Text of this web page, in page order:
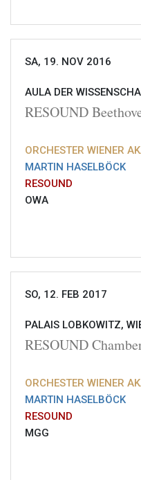
SA, 19. NOV 2016
AULA DER
RESOUND
ORCHESTER WIENER
MARTIN HASELBÖCK
RESOUND
OWA
SO, 12. FEB 2017
PALAIS LOBKOWITZ,
RESOUND
ORCHESTER WIENER
MARTIN HASELBÖCK
RESOUND
MGG